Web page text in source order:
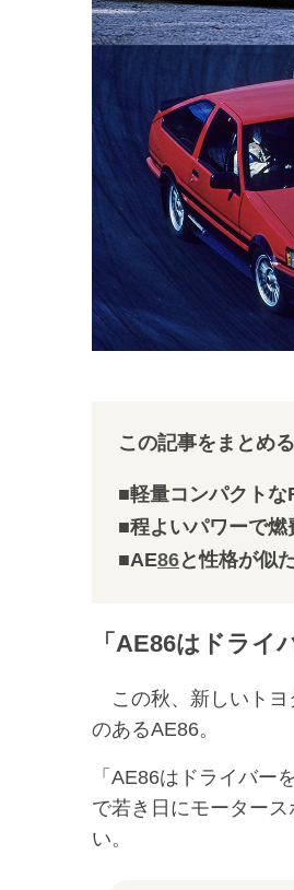
この記事をまとめ
■軽量コンパクト
■程よいパワーで
■AE86と性格が似
「AE86はドライ
この秋、新しいトヨ
のあるAE86。
「AE86はドライバ
で若き日にモーター
い。